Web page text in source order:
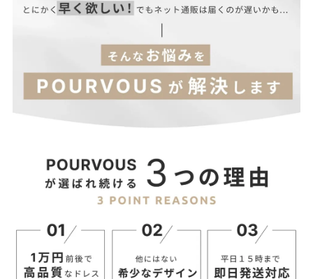
バスト
ウエス
ト
ヒップ
S
125 82 66 90 56.5
41
M
128 86 70 94 58
43
L
130 90 74 98 59 45
【当店のサイズガイドはこちら→】